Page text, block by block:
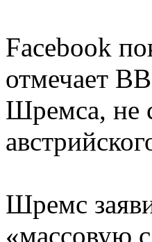
Facebook
отмечает
Шремса, не
Шремс
«массовую